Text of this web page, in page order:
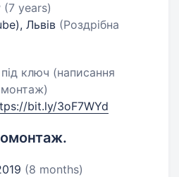
(7 years)
Львів (Роздрібна
ключ (написання
монтаж)
bit.ly/3oF7WYd
(8 months)